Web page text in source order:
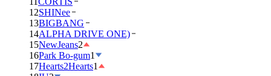
12SHINee
13BIGBANG
14ALPHA DRIVE ONE)
15NewJeans2
16Park Bo-gum1
17Hearts2Hearts1